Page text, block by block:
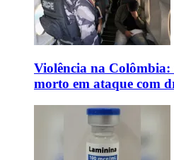
Violência na Colômbia:
morto em ataque com